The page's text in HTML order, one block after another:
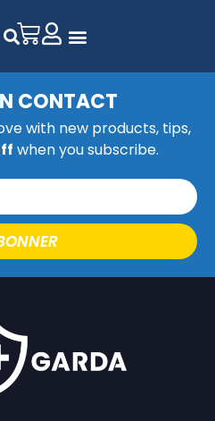
CONTACT
with new products, tips,
when you subscribe.